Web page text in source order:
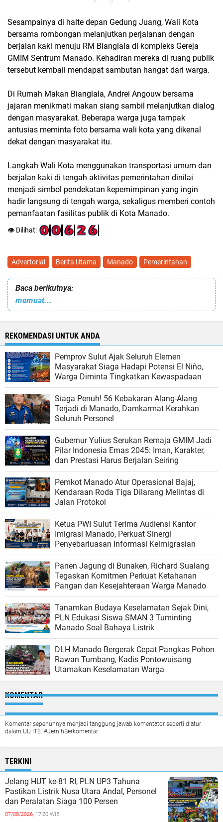
Sesampainya di halte depan Gedung Juang, Wali Kota
bersama rombongan melanjutkan perjalanan dengan
berjalan kaki menuju RM Bianglala di kompleks Gereja
GMIM Sentrum Manado. Kehadiran mereka di ruang publik
tersebut kembali mendapat sambutan hangat dari warga.
Di Rumah Makan Bianglala, Andrei Angouw bersama
jajaran menikmati makan siang sambil melanjutkan dialog
dengan masyarakat. Beberapa warga juga tampak
antusias meminta foto bersama wali kota yang dikenal
dekat dengan masyarakat itu.
Langkah Wali Kota menggunakan transportasi umum dan
berjalan kaki di tengah aktivitas pemerintahan dinilai
menjadi simbol pendekatan kepemimpinan yang ingin
hadir langsung di tengah warga, sekaligus memberi contoh
pemanfaatan fasilitas publik di Kota Manado.
👁️ Dilihat:
Advertorial Berita Utama Manado Pemerintahan
Baca berikutnya:
memuat...
REKOMENDASI UNTUK ANDA
Pemprov Sulut Ajak Seluruh Elemen
Masyarakat Siaga Hadapi Potensi El Niño,
Warga Diminta Tingkatkan Kewaspadaan
Siaga Penuh! 56 Kebakaran Alang-Alang
Terjadi di Manado, Damkarmat Kerahkan
Seluruh Personel
Gubernur Yulius Serukan Remaja GMIM Jadi
Pilar Indonesia Emas 2045: Iman, Karakter,
dan Prestasi Harus Berjalan Seiring
Pemkot Manado Atur Operasional Bajaj,
Kendaraan Roda Tiga Dilarang Melintas di
Jalan Protokol
Ketua PWI Sulut Terima Audiensi Kantor
Imigrasi Manado, Perkuat Sinergi
Penyebarluasan Informasi Keimigrasian
Panen Jagung di Bunaken, Richard Sualang
Tegaskan Komitmen Perkuat Ketahanan
Pangan dan Kesejahteraan Warga Manado
Tanamkan Budaya Keselamatan Sejak Dini,
PLN Edukasi Siswa SMAN 3 Tuminting
Manado Soal Bahaya Listrik
DLH Manado Bergerak Cepat Pangkas Pohon
Rawan Tumbang, Kadis Pontowuisang
Utamakan Keselamatan Warga
KOMENTAR
Komentar sepenuhnya menjadi tanggung jawab komentator seperti diatur
dalam UU ITE. #JernihBerkomentar
TERKINI
Jelang HUT ke-81 RI, PLN UP3 Tahuna
Pastikan Listrik Nusa Utara Andal, Personel
dan Peralatan Siaga 100 Persen
07/08/2026, 17:20 WIB